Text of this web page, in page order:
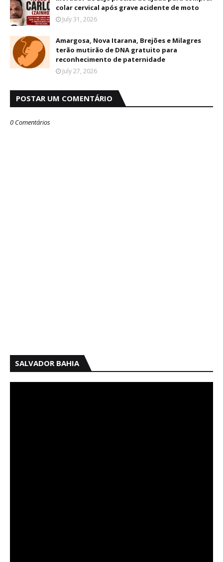
colar cervical após grave acidente de moto
July 31, 2026
Amargosa, Nova Itarana, Brejões e Milagres
terão mutirão de DNA gratuito para
reconhecimento de paternidade
July 27, 2026
POSTAR UM COMENTÁRIO
0 Comentários
SALVADOR BAHIA